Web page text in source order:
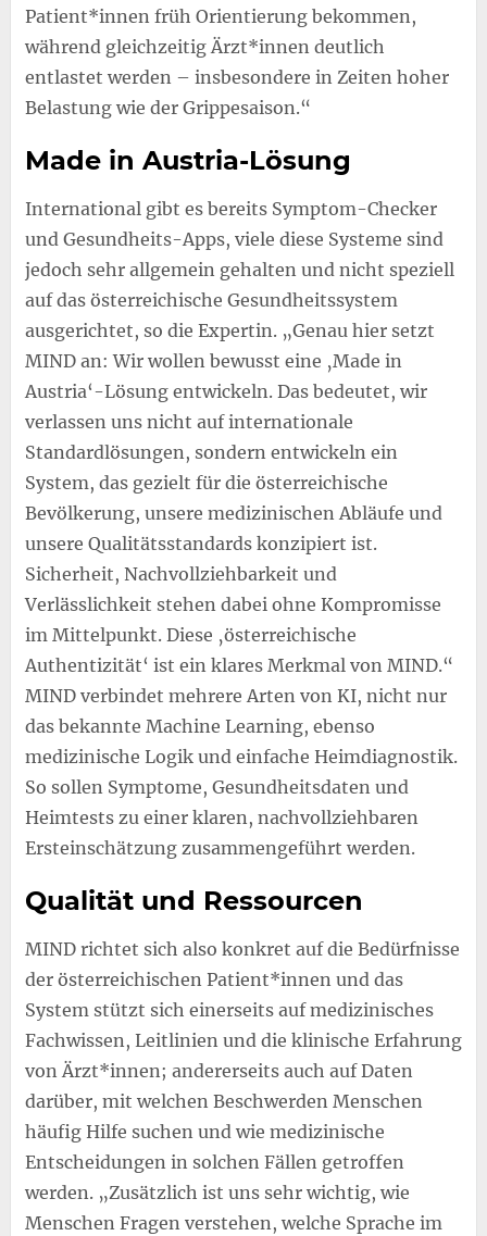
Patient*innen früh Orientierung bekommen,
während gleichzeitig Ärzt*innen deutlich
entlastet werden – insbesondere in Zeiten hoher
Belastung wie der Grippesaison.“
Made in Austria-Lösung
International gibt es bereits Symptom-Checker
und Gesundheits-Apps, viele diese Systeme sind
jedoch sehr allgemein gehalten und nicht speziell
auf das österreichische Gesundheitssystem
ausgerichtet, so die Expertin. „Genau hier setzt
MIND an: Wir wollen bewusst eine ‚Made in
Austria‘-Lösung entwickeln. Das bedeutet, wir
verlassen uns nicht auf internationale
Standardlösungen, sondern entwickeln ein
System, das gezielt für die österreichische
Bevölkerung, unsere medizinischen Abläufe und
unsere Qualitätsstandards konzipiert ist.
Sicherheit, Nachvollziehbarkeit und
Verlässlichkeit stehen dabei ohne Kompromisse
im Mittelpunkt. Diese ‚österreichische
Authentizität‘ ist ein klares Merkmal von MIND.“
MIND verbindet mehrere Arten von KI, nicht nur
das bekannte Machine Learning, ebenso
medizinische Logik und einfache Heimdiagnostik.
So sollen Symptome, Gesundheitsdaten und
Heimtests zu einer klaren, nachvollziehbaren
Ersteinschätzung zusammengeführt werden.
Qualität und Ressourcen
MIND richtet sich also konkret auf die Bedürfnisse
der österreichischen Patient*innen und das
System stützt sich einerseits auf medizinisches
Fachwissen, Leitlinien und die klinische Erfahrung
von Ärzt*innen; andererseits auch auf Daten
darüber, mit welchen Beschwerden Menschen
häufig Hilfe suchen und wie medizinische
Entscheidungen in solchen Fällen getroffen
werden. „Zusätzlich ist uns sehr wichtig, wie
Menschen Fragen verstehen, welche Sprache im